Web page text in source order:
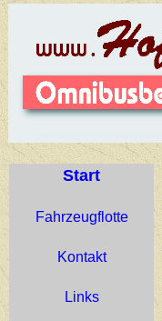
Start
Fahrzeugflotte
Kontakt
Links